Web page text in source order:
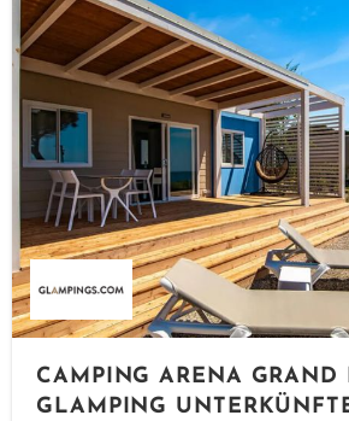
CAMPING ARENA GRAND
GLAMPING